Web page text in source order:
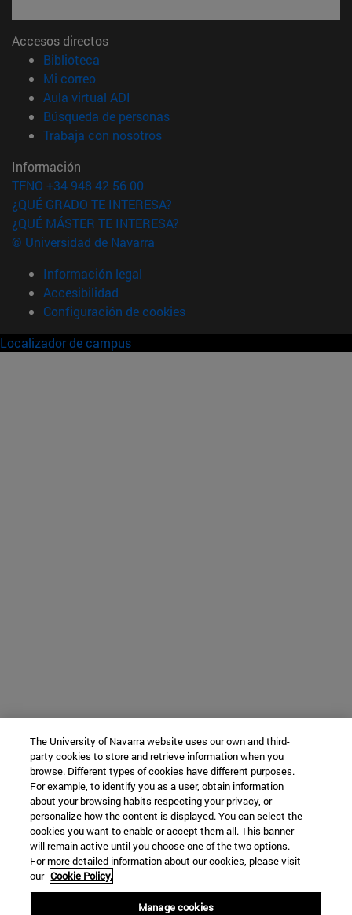
Accesos directos
Biblioteca
Mi correo(abre en nueva ventana)
Aula virtual ADI
Búsqueda de personas(abre en nueva ventana)
Trabaja con nosotros(abre en nueva ventana)
Información
TFNO +34 948 42 56 00
¿QUÉ GRADO TE INTERESA?
¿QUÉ MÁSTER TE INTERESA?
© Universidad de Navarra
Información legal
Accesibilidad
Configuración de cookies
Localizador de campus
The University of Navarra website uses our own and third-
party cookies to store and retrieve information when you
browse. Different types of cookies have different purposes.
For example, to identify you as a user, obtain information
about your browsing habits respecting your privacy, or
personalize how the content is displayed. You can select the
cookies you want to enable or accept them all. This banner
will remain active until you choose one of the two options.
For more detailed information about our cookies, please visit
our Cookie Policy.
Manage cookies